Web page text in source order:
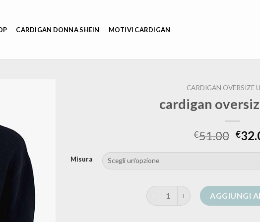
CARDIGAN DONNA SHEIN MOTIVI CARDIGAN
CARDIGAN OVERSIZE
cardigan
€51.00 €
Misura
cardigan oversize uomo quantità
AGGIUNGI